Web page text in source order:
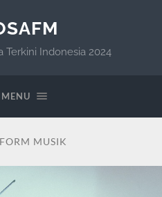
Terkini Indonesia 2024
MUSIK